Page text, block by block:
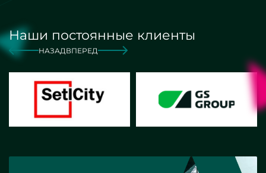
Наши постоянные клиенты
НАЗАД ВПЕРЕД